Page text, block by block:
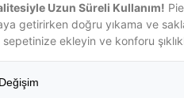
Uzun Süreli Kullanım!
getirirken doğru yıkama ve
ekleyin ve konforu